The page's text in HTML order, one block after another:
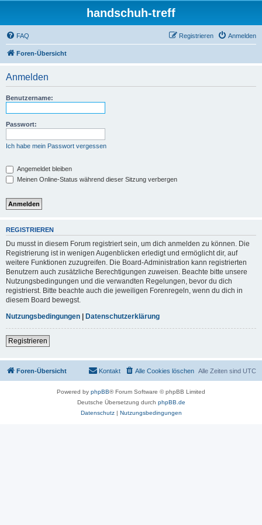
handschuh-treff
FAQ Anmelden
Registrieren
Foren-Übersicht
Anmelden
Benutzername:
Passwort:
Ich habe mein Passwort vergessen
Angemeldet bleiben
Meinen Online-Status während dieser Sitzung verbergen
REGISTRIEREN
Du musst in diesem Forum registriert sein, um dich anmelden zu können. Die
Registrierung ist in wenigen Augenblicken erledigt und ermöglicht dir, auf
weitere Funktionen zuzugreifen. Die Board-Administration kann registrierten
Benutzern auch zusätzliche Berechtigungen zuweisen. Beachte bitte unsere
Nutzungsbedingungen und die verwandten Regelungen, bevor du dich
registrierst. Bitte beachte auch die jeweiligen Forenregeln, wenn du dich in
diesem Board bewegst.
Nutzungsbedingungen | Datenschutzerklärung
Registrieren
Foren-Übersicht Alle Zeiten sind UTC
Alle Cookies löschen
Kontakt
Powered by phpBB® Forum Software © phpBB Limited
Deutsche Übersetzung durch phpBB.de
Datenschutz| Nutzungsbedingungen